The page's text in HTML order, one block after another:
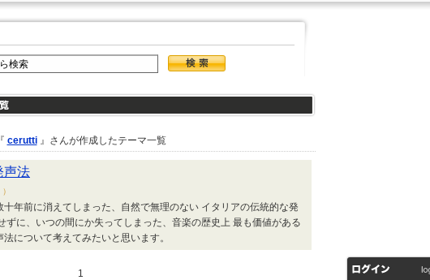
『 cerutti』さんが作成したテーマ一覧
声法
）
十年前に消えてしまった、自然で無理のない イタリアの伝統的な発
ずに、いつの間にか失ってしまった、音楽の歴史上 最も価値がある
について考えてみたいと思います。
1